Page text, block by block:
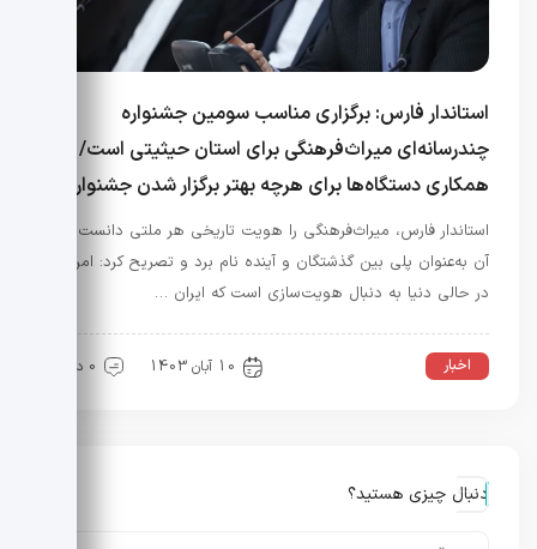
استاندار فارس: برگزاری مناسب سومین جشنواره
چندرسانه‌ای میراث‌فرهنگی برای استان حیثیتی است/
همکاری دستگاه‌ها برای هرچه بهتر برگزار شدن جشنواره
استاندار فارس، میراث‌فرهنگی را هویت تاریخی هر ملتی دانست، از
آن به‌عنوان پلی بین گذشتگان و آینده نام برد و تصریح کرد: امروزه
در حالی دنیا به دنبال هویت‌سازی است که ایران …
اخبار 10 آبان 1403 0 دیدگاه
دنبال چیزی هستید؟